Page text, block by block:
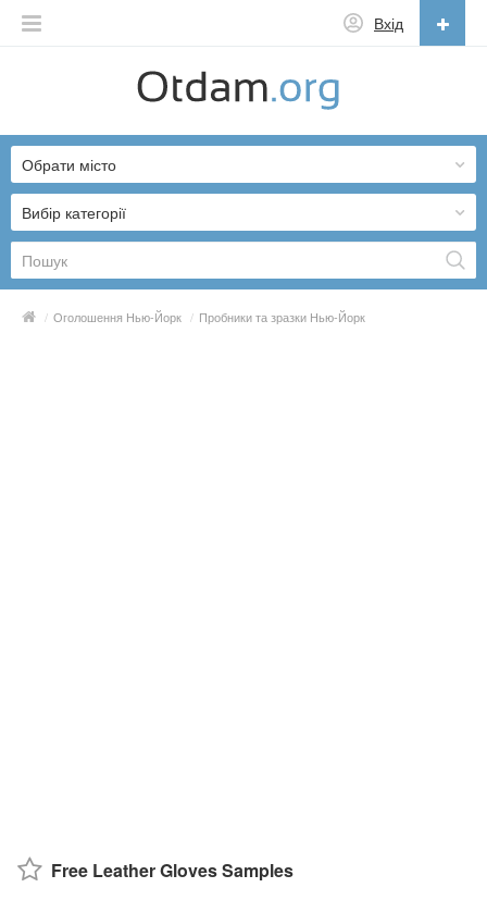
Вхід
English
Русский
Українська
Вибір категорії
Обрати місто
/ Оголошення Нью-Йорк / Пробники та зразки Нью-Йорк
Free Leather Gloves Samples